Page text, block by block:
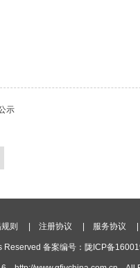
示
则 注册协议 服务协议
备案编号： 陇ICP备